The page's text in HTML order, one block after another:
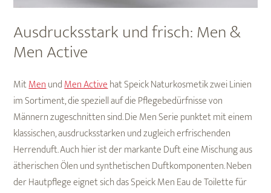
Ausdrucksstark und frisch: Men &
Men Active
MitMenundMen Activehat Speick Naturkosmetik zwei Linien
im Sortiment, die speziell auf die Pflegebedürfnisse von
Männern zugeschnitten sind. Die Men Serie punktet mit einem
klassischen, ausdrucksstarken und zugleich erfrischenden
Herrenduft. Auch hier ist der markante Duft eine Mischung aus
ätherischen Ölen und synthetischen Duftkomponenten. Neben
der Hautpflege eignet sich das Speick Men Eau de Toilette für